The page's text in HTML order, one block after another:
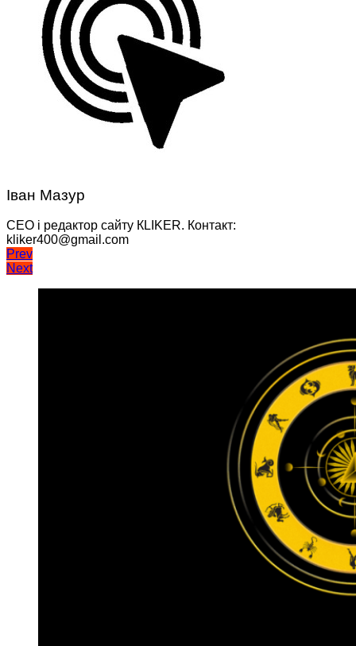
Іван Мазур
CEO і редактор сайту КLIKER. Контакт:
kliker400@gmail.com
Навігація
записів
Prev
Next